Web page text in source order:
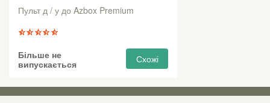
Пульт д / у до Azbox Premium
Більше не
випускається
Схожі